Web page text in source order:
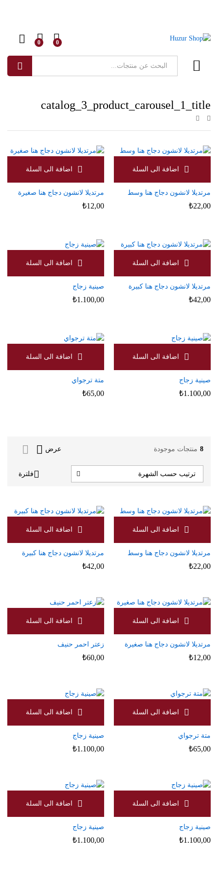
0
0
catalog_3_product_carousel_1_title
مرتديلا لانشون دجاج هنا وسط
₺22,00
مرتديلا لانشون دجاج هنا صغيرة
₺12,00
مرتديلا لانشون دجاج هنا كبيرة
₺42,00
صينية زجاج
₺1.100,00
صينية زجاج
₺1.100,00
متة ترجواي
₺65,00
8 منتجات موجودة عرض
فلترة ترتيب حسب الشهرة
مرتديلا لانشون دجاج هنا وسط
₺22,00
مرتديلا لانشون دجاج هنا كبيرة
₺42,00
مرتديلا لانشون دجاج هنا صغيرة
₺12,00
زعتر احمر حنيف
₺60,00
متة ترجواي
₺65,00
صينية زجاج
₺1.100,00
صينية زجاج
₺1.100,00
صينية زجاج
₺1.100,00